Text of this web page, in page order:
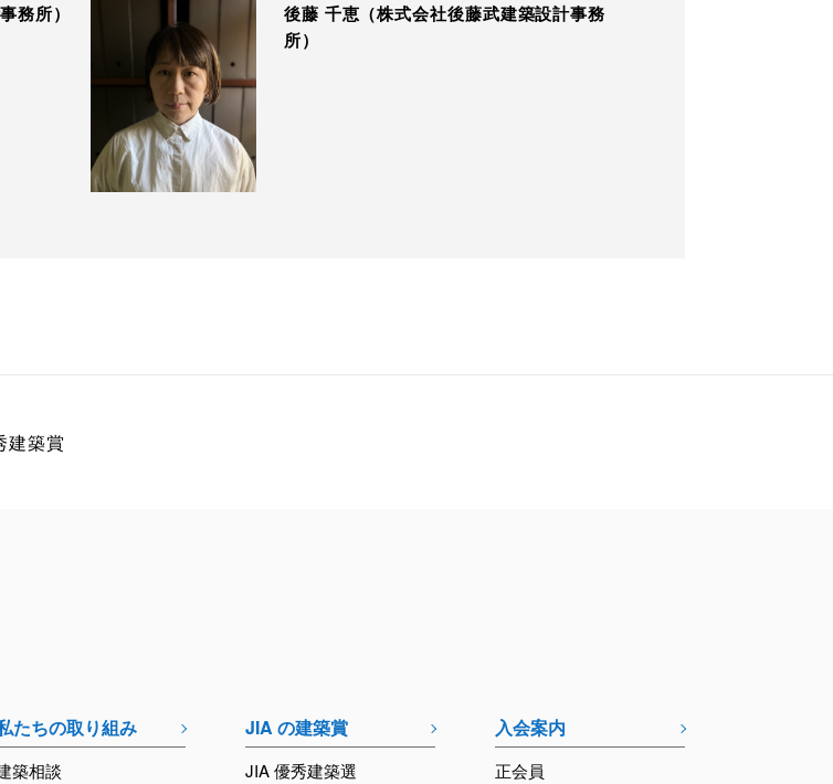
務所）
後藤 千恵（株式会社後藤武建築設計事務
所）
築賞
たちの取り組み
築相談
JIA の建築賞
JIA 優秀建築選
入会案内
正会員